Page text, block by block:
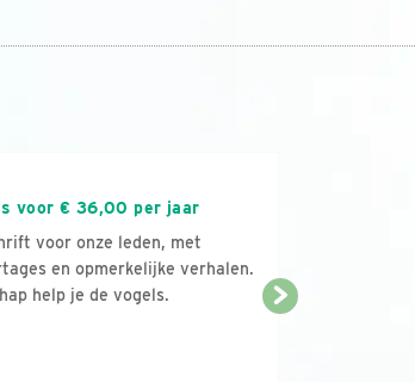
voor € 36,00 per jaar
voor onze leden, met
en opmerkelijke verhalen.
help je de vogels.